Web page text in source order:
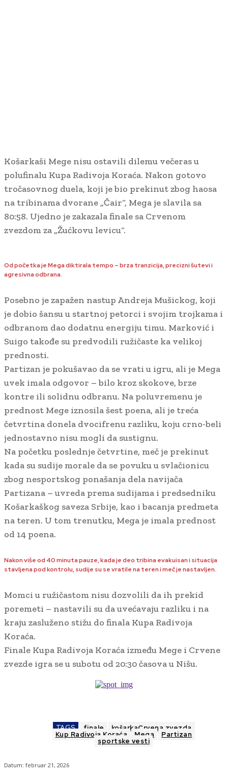
Košarkaši Mege nisu ostavili dilemu večeras u
polufinalu Kupa Radivoja Koraća. Nakon gotovo
tročasovnog duela, koji je bio prekinut zbog haosa
na tribinama dvorane „Čair“, Mega je slavila sa
80:58. Ujedno je zakazala finale sa Crvenom
zvezdom za „Žućkovu levicu“.
Od početka je Mega diktirala tempo – brza tranzicija, precizni šutevi i
agresivna odbrana.
Posebno je zapažen nastup Andreja Mušickog, koji
je dobio šansu u startnoj petorci i svojim trojkama i
odbranom dao dodatnu energiju timu. Marković i
Suigo takođe su predvodili ružičaste ka velikoj
prednosti.
Partizan je pokušavao da se vrati u igru, ali je Mega
uvek imala odgovor – bilo kroz skokove, brze
kontre ili solidnu odbranu. Na poluvremenu je
prednost Mege iznosila šest poena, ali je treća
četvrtina donela dvocifrenu razliku, koju crno-beli
jednostavno nisu mogli da sustignu.
Na početku poslednje četvrtine, meč je prekinut
kada su sudije morale da se povuku u svlačionicu
zbog nesportskog ponašanja dela navijača
Partizana – uvreda prema sudijama i predsedniku
Košarkaškog saveza Srbije, kao i bacanja predmeta
na teren. U tom trenutku, Mega je imala prednost
od 14 poena.
Nakon više od 40 minuta pauze, kada je deo tribina evakuisan i situacija
stavljena pod kontrolu, sudije su se vratile na teren i meč je nastavljen.
Momci u ružičastom nisu dozvolili da ih prekid
poremeti – nastavili su da uvećavaju razliku i na
kraju zasluženo stižu do finala Kupa Radivoja
Koraća.
Finale Kupa Radivoja Koraća između Mege i Crvene
zvezde igra se u subotu od 20:30 časova u Nišu.
TAGS finale košarkaCrvena zvezda
Kup Radivoja Koraća Mega Partizan
sportske vesti
Datum: februar 21, 2026